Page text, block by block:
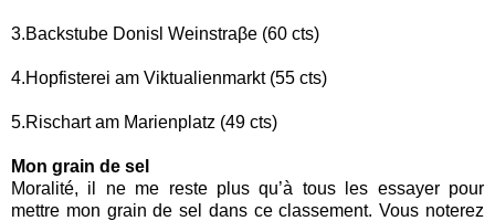
3.Backstube Donisl Weinstraβe (60 cts)
4.Hopfisterei am Viktualienmarkt (55 cts)
5.Rischart am Marienplatz (49 cts)
Mon grain de sel
Moralité, il ne me reste plus qu’à tous les essayer pour
mettre mon grain de sel dans ce classement. Vous noterez